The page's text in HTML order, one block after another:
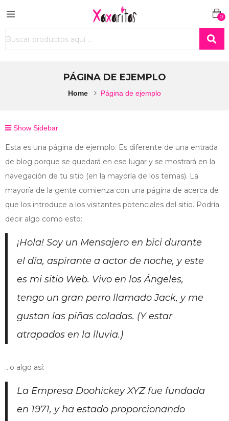
0
PÁGINA DE EJEMPLO
Home Página de ejemplo
Show Sidebar
Esta es una página de ejemplo. Es diferente de una entrada
de blog porque se quedará en ese lugar y se mostrará en la
navegación de tu sitio (en la mayoría de los temas). La
mayoría de la gente comienza con una página de acerca de
que los introduce a los visitantes potenciales del sitio. Podría
decir algo como esto:
¡Hola! Soy un Mensajero en bici durante
el día, aspirante a actor de noche, y este
es mi sitio Web. Vivo en los Ángeles,
tengo un gran perro llamado Jack, y me
gustan las piñas coladas. (Y estar
atrapados en la lluvia.)
…o algo así:
La Empresa Doohickey XYZ fue fundada
en 1971, y ha estado proporcionando